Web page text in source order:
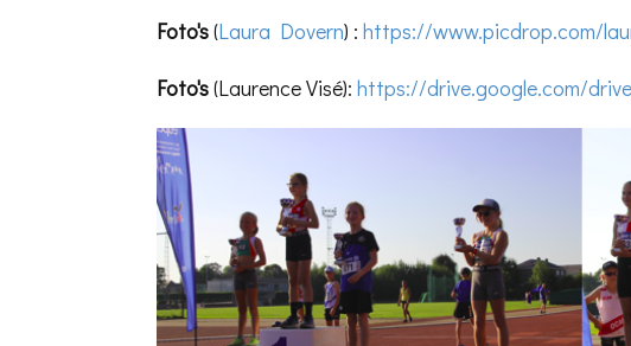
Foto's(Laura Dovern) : https://www.picdrop.com/
Foto's(Laurence Visé): https://drive.google.com/